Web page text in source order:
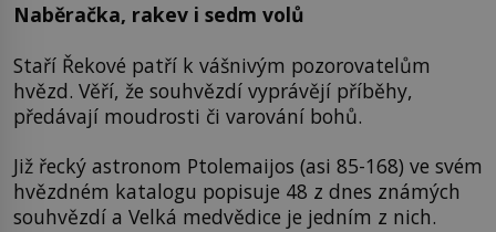
Naběračka, rakev i sedm volů
Staří Řekové patří k vášnivým pozorovatelům
hvězd. Věří, že souhvězdí vyprávějí příběhy,
předávají moudrosti či varování bohů.
Již řecký astronom Ptolemaijos (asi 85-168) ve svém
hvězdném katalogu popisuje 48 z dnes známých
souhvězdí a Velká medvědice je jedním z nich.